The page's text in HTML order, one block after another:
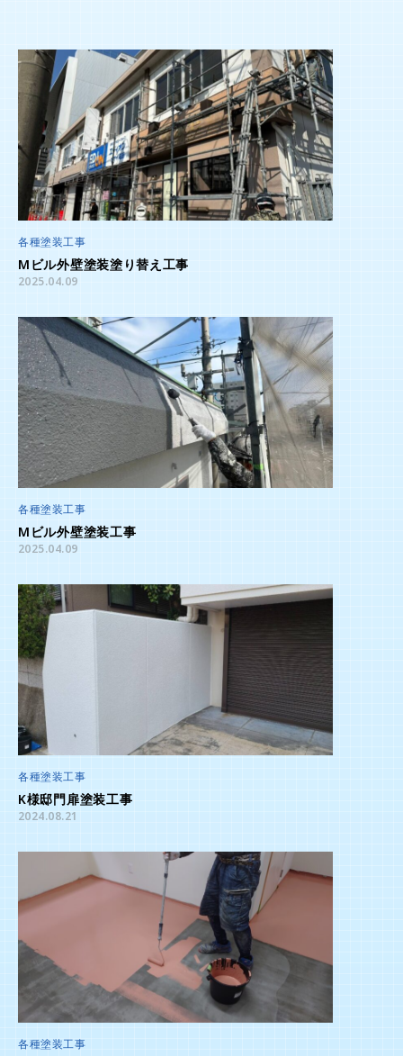
各種塗装工事
Mビル外壁塗装塗り替え工事
2025.04.09
各種塗装工事
Mビル外壁塗装工事
2025.04.09
各種塗装工事
K様邸門扉塗装工事
2024.08.21
各種塗装工事